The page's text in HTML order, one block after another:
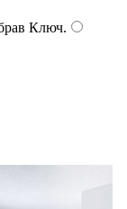
Ключ.